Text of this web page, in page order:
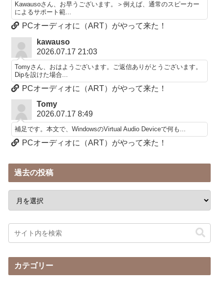
Kawausoさん、お早うございます。＞例えば、通常のスピーカー
によるサポート範...
PCオーディオに（ART）がやって来た！
kawauso
2026.07.17 21:03
Tomyさん、おはようございます。ご返信ありがとうございます。
Dipを設けた場合...
PCオーディオに（ART）がやって来た！
Tomy
2026.07.17 8:49
補足です。本文で、WindowsのVirtual Audio Deviceで何も...
PCオーディオに（ART）がやって来た！
過去の投稿
カテゴリー